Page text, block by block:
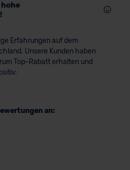
Erfahrungen auf dem
Unsere Kunden haben
Top-Rabatt erhalten und
an: